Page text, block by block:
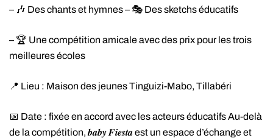
– 🎶 Des chants et hymnes – 🎭 Des sketchs éducatifs
– 🏆 Une compétition amicale avec des prix pour les trois
meilleures écoles
📍 Lieu : Maison des jeunes Tinguizi-Mabo, Tillabéri
📅 Date : fixée en accord avec les acteurs éducatifs Au-delà
de la compétition, 𝒃𝒂𝒃𝒚 𝑭𝒊𝒆𝒔𝒕𝒂 est un espace d’échange et